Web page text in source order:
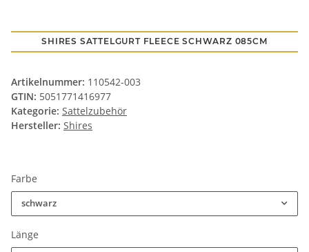
SHIRES SATTELGURT FLEECE SCHWARZ 085CM
Artikelnummer: 110542-003
GTIN: 5051771416977
Kategorie: Sattelzubehör
Hersteller: Shires
Farbe
schwarz
Länge